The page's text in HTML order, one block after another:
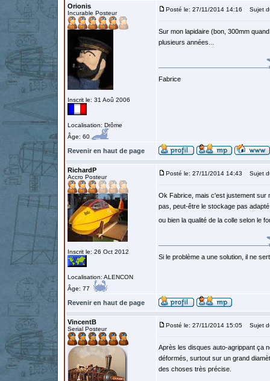
Orionis
Incurable Posteur
Inscrit le: 31 Aoû 2006
Localisation: Drôme
Âge: 60
Posté le: 27/11/2014 14:16 Sujet
Sur mon lapidaire (bon, 300mm
plusieurs années...
Fabrice
Revenir en haut de page
RichardP
Accro Posteur
Inscrit le: 26 Oct 2012
Localisation: ALENCON
Âge: 77
Posté le: 27/11/2014 14:43 Sujet
Ok Fabrice, mais c'est justement sur
pas, peut-être le stockage pas
ou bien la qualité de la colle selon le
Si le problème a une solution, il ne
Revenir en haut de page
VincentB
Serial Posteur
Posté le: 27/11/2014 15:05 Sujet
Après les disques auto-agrippant ça
déformés, surtout sur un grand
des choses très précise.